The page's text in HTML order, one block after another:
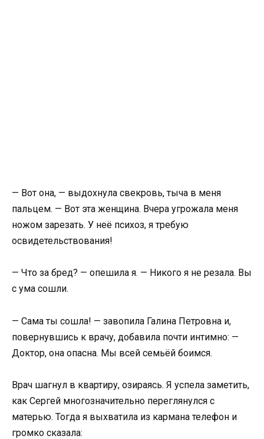
— Вот она, — выдохнула свекровь, тыча в меня
пальцем. — Вот эта женщина. Вчера угрожала меня
ножом зарезать. У неё психоз, я требую
освидетельствования!
— Что за бред? — опешила я. — Никого я не резала. Вы
с ума сошли.
— Сама ты сошла! — завопила Галина Петровна и,
повернувшись к врачу, добавила почти интимно: —
Доктор, она опасна. Мы всей семьёй боимся.
Врач шагнул в квартиру, озираясь. Я успела заметить,
как Сергей многозначительно переглянулся с
матерью. Тогда я выхватила из кармана телефон и
громко сказала: